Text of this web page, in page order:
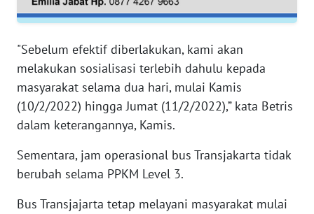
"Sebelum efektif diberlakukan, kami akan
melakukan sosialisasi terlebih dahulu kepada
masyarakat selama dua hari, mulai Kamis
(10/2/2022) hingga Jumat (11/2/2022),” kata Betris
dalam keterangannya, Kamis.
Sementara, jam operasional bus Transjakarta tidak
berubah selama PPKM Level 3.
Bus Transjajarta tetap melayani masyarakat mulai
WN
BARAT
RIAU
WN
JAMBI